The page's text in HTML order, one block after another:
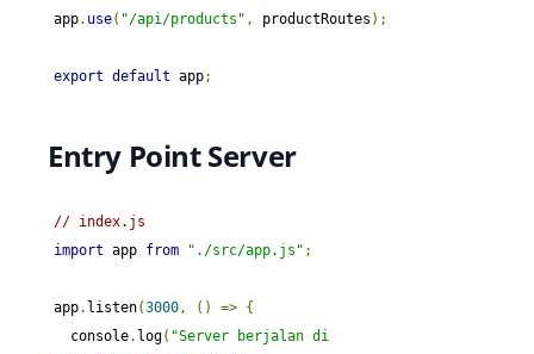
app. use( "/api/products" , productRoutes );
export default app;
Entry Point Server
// index.js
import app from "./src/app.js" ;
app. listen(3000 , () => {
  console
. log( "Server berjalan di